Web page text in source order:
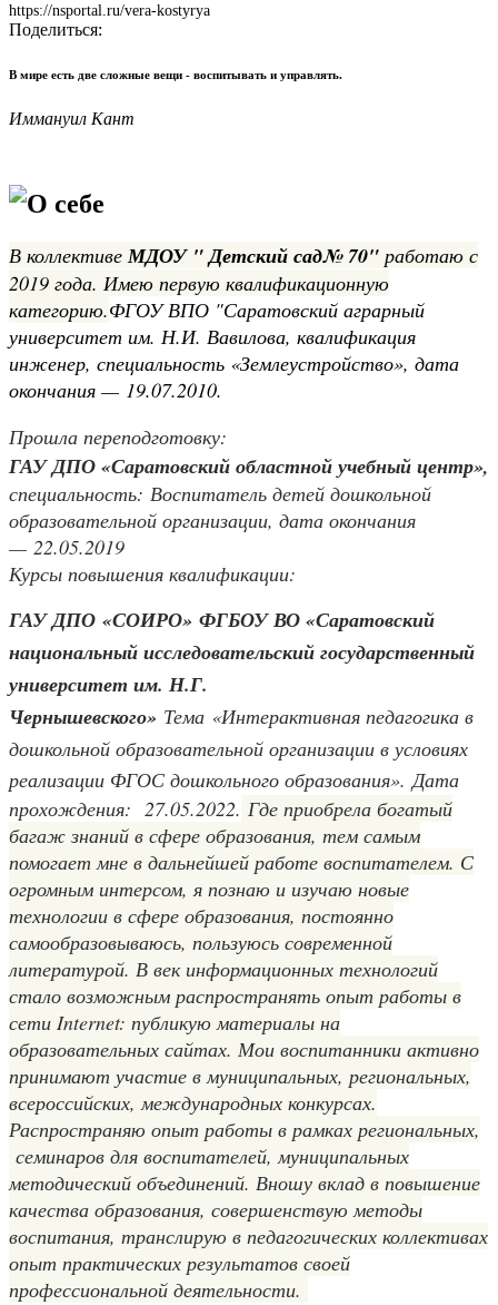
https://nsportal.ru/vera-kostyrya
Поделиться:
В мире есть две сложные вещи - воспитывать и управлять.
Иммануил Кант
О себе
В коллективеМДОУ " Детский сад№ 70" работаю с
2019 года. Имею первую квалификационную
категорию.ФГОУ ВПО "Саратовский аграрный
университет им. Н.И. Вавилова, квалификация
инженер, специальность «Землеустройство», дата
окончания — 19.07.2010.
Прошла переподготовку:
ГАУ ДПО «Саратовский областной учебный центр»,
специальность: Воспитатель детей дошкольной
образовательной организации, дата окончания
— 22.05.2019
Курсы повышения квалификации:
ГАУ ДПО «СОИРО» ФГБОУ ВО «Саратовский
национальный исследовательский государственный
университет им. Н.Г.
Чернышевского» Тема «Интерактивная педагогика в
дошкольной образовательной организации в условиях
реализации ФГОС дошкольного образования».Дата
прохождения: 27.05.2022. Где приобрела богатый
багаж знаний в сфере образования, тем самым
помогает мне в дальнейшей работе воспитателем. С
огромным интерсом, я познаю и изучаю новые
технологии в сфере образования, постоянно
самообразовываюсь, пользуюсь современной
литературой. В век информационных технологий
стало возможным распространять опыт работы в
сети Internet: публикую материалы на
образовательных сайтах. Мои воспитанники активно
принимают участие в муниципальных, региональных,
всероссийских, международных конкурсах.
Распространяю опыт работы в рамках региональных,
семинаров для воспитателей, муниципальных
методический объединений. Вношу вклад в повышение
качества образования, совершенствую методы
воспитания, транслирую в педагогических коллективах
опыт практических результатов своей
профессиональной деятельности.